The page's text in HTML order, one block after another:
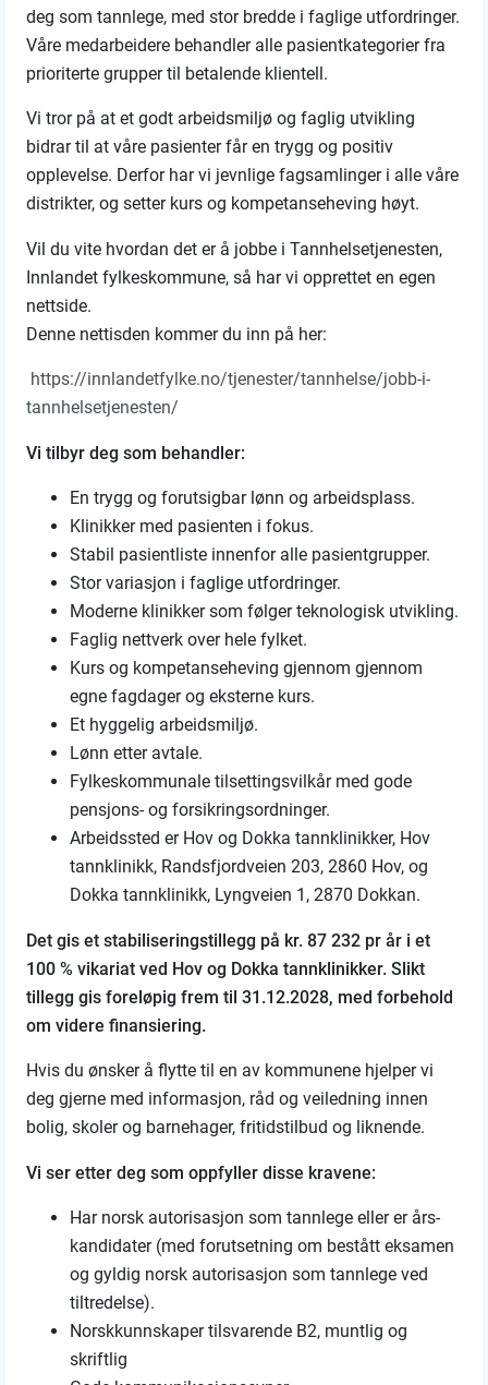
deg som tannlege, med stor bredde i faglige utfordringer.
Våre medarbeidere behandler alle pasientkategorier fra
prioriterte grupper til betalende klientell.
Vi tror på at et godt arbeidsmiljø og faglig utvikling
bidrar til at våre pasienter får en trygg og positiv
opplevelse. Derfor har vi jevnlige fagsamlinger i alle våre
distrikter, og setter kurs og kompetanseheving høyt.
Vil du vite hvordan det er å jobbe i Tannhelsetjenesten,
Innlandet fylkeskommune, så har vi opprettet en egen
nettside.
Denne nettisden kommer du inn på her:
https://innlandetfylke.no/tjenester/tannhelse/jobb-i-
tannhelsetjenesten/
Vi tilbyr deg som behandler:
En trygg og forutsigbar lønn og arbeidsplass.
Klinikker med pasienten i fokus.
Stabil pasientliste innenfor alle pasientgrupper.
Stor variasjon i faglige utfordringer.
Moderne klinikker som følger teknologisk utvikling.
Faglig nettverk over hele fylket.
Kurs og kompetanseheving gjennom gjennom
egne fagdager og eksterne kurs.
Et hyggelig arbeidsmiljø.
Lønn etter avtale.
Fylkeskommunale tilsettingsvilkår med gode
pensjons- og forsikringsordninger.
Arbeidssted er Hov og Dokka tannklinikker, Hov
tannklinikk, Randsfjordveien 203, 2860 Hov, og
Dokka tannklinikk, Lyngveien 1, 2870 Dokkan.
Det gis et stabiliseringstillegg på kr. 87 232 pr år i et
100 % vikariat ved Hov og Dokka tannklinikker. Slikt
tillegg gis foreløpig frem til 31.12.2028, med forbehold
om videre finansiering.
Hvis du ønsker å flytte til en av kommunene hjelper vi
deg gjerne med informasjon, råd og veiledning innen
bolig, skoler og barnehager, fritidstilbud og liknende.
Vi ser etter deg som oppfyller disse kravene:
Har norsk autorisasjon som tannlege eller er års-
kandidater (med forutsetning om bestått eksamen
og gyldig norsk autorisasjon som tannlege ved
tiltredelse).
Norskkunnskaper tilsvarende B2, muntlig og
skriftlig